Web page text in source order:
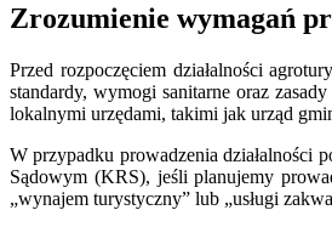
Zrozumienie wymagań
Przed rozpoczęciem działalności
standardy, wymogi sanitarne oraz
lokalnymi urzędami, takimi jak urząd
W przypadku prowadzenia działalności
Sądowym (KRS), jeśli planujemy
„wynajem turystyczny” lub „usługi